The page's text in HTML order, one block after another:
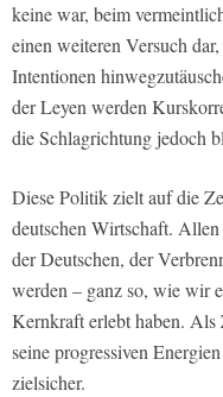
keine war, beim
einen weiteren Versuch
Intentionen
der Leyen werden
die Schlagrichtung jedoch
Diese Politik zielt auf die
deutschen Wirtschaft.
der Deutschen, der
werden – ganz so, wie wir
Kernkraft erlebt haben. Als
seine progressiven
zielsicher.